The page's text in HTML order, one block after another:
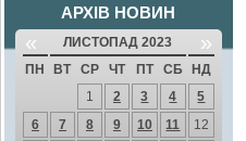
АРХІВ НОВИН
« ЛИСТОПАД 2023 »
ПН ВТ СР ЧТ ПТ СБ
НД
1
2 3 4
5
6
7 8 9 10 11
12